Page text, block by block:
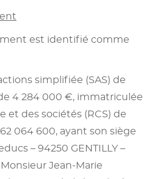
est identifié comme
simplifiée (SAS) de
4 284 000 €, immatriculée
et des sociétés (RCS) de
064 600, ayant son siège
– 94250 GENTILLY –
Jean-Marie